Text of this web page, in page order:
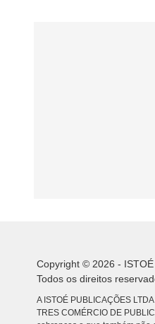
Copyright © 2026 -
Todos os direitos
A ISTOÉ PUBLICAÇÕES
TRES COMÉRCIO DE